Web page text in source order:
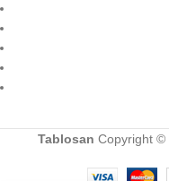
Tablosan Copyright ©